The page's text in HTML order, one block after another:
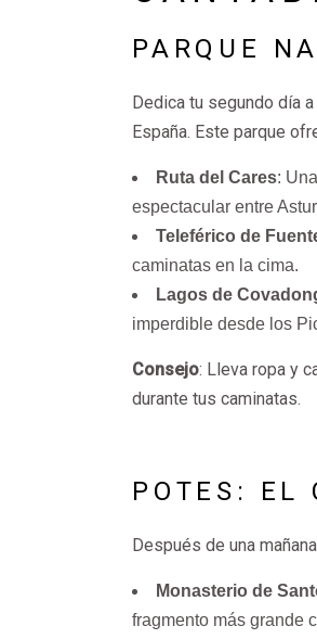
PARQUE
Dedica tu segundo día
España. Este parque
Ruta del Cares:
espectacular entre
Teleférico de
caminatas en la cima.
Lagos de
imperdible desde los
Consejo: Lleva ropa y
durante tus caminatas.
POTES: EL
Después de una
Monasterio de
fragmento más grande